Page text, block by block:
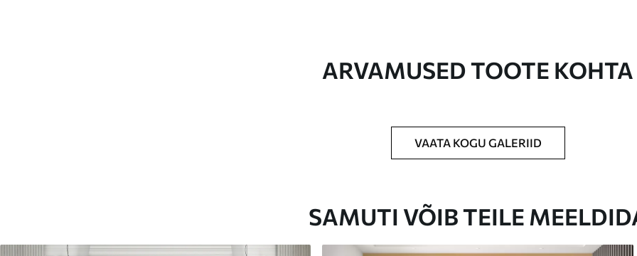
Pilt trükitakse teie määratud suuruses, lõigatud ühesuguste ribadena,
Võite lisada lakikihti ja/või tapeediliimi.
Puhastamine
Tapeeti saab õrnalt puhastada pehme käsnaga. Lakkviimistlusega tapeedid
ARVAMUSED TOOTE KOHTA
VAATA KOGU GALERIID
SAMUTI VÕIB TEILE